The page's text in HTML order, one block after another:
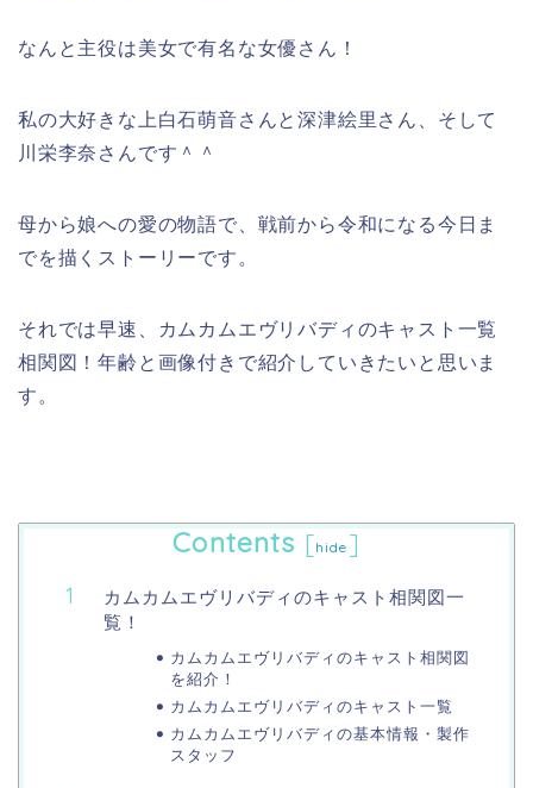
なんと主役は美女で有名な女優さん！
私の大好きな上白石萌音さんと深津絵里さん、そして
川栄李奈さんです＾＾
母から娘への愛の物語で、戦前から令和になる今日ま
でを描くストーリーです。
それでは早速、カムカムエヴリバディのキャスト一覧
相関図！年齢と画像付きで紹介していきたいと思いま
す。
Contents [hide ]
カムカムエヴリバディのキャスト相関図一
覧！
カムカムエヴリバディのキャスト相関図
を紹介！
カムカムエヴリバディのキャスト一覧
カムカムエヴリバディの基本情報・製作
スタッフ